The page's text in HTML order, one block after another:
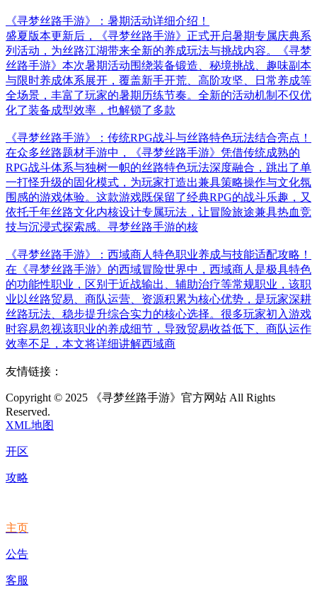
《寻梦丝路手游》：暑期活动详细介绍！
盛夏版本更新后，《寻梦丝路手游》正式开启暑期专属庆典系
列活动，为丝路江湖带来全新的养成玩法与挑战内容。《寻梦
丝路手游》本次暑期活动围绕装备锻造、秘境挑战、趣味副本
与限时养成体系展开，覆盖新手开荒、高阶攻坚、日常养成等
全场景，丰富了玩家的暑期历练节奏。全新的活动机制不仅优
化了装备成型效率，也解锁了多款
《寻梦丝路手游》：传统RPG战斗与丝路特色玩法结合亮点！
在众多丝路题材手游中，《寻梦丝路手游》凭借传统成熟的
RPG战斗体系与独树一帜的丝路特色玩法深度融合，跳出了单
一打怪升级的固化模式，为玩家打造出兼具策略操作与文化氛
围感的游戏体验。这款游戏既保留了经典RPG的战斗乐趣，又
依托千年丝路文化内核设计专属玩法，让冒险旅途兼具热血竞
技与沉浸式探索感。寻梦丝路手游的核
《寻梦丝路手游》：西域商人特色职业养成与技能适配攻略！
在《寻梦丝路手游》的西域冒险世界中，西域商人是极具特色
的功能性职业，区别于近战输出、辅助治疗等常规职业，该职
业以丝路贸易、商队运营、资源积累为核心优势，是玩家深耕
丝路玩法、稳步提升综合实力的核心选择。很多玩家初入游戏
时容易忽视该职业的养成细节，导致贸易收益低下、商队运作
效率不足，本文将详细讲解西域商
友情链接：
Copyright © 2025 《寻梦丝路手游》官方网站 All Rights
Reserved.
XML地图
开区
攻略
主页
公告
客服